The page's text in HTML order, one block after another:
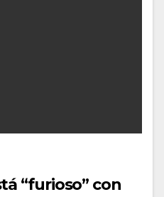
“furioso” con